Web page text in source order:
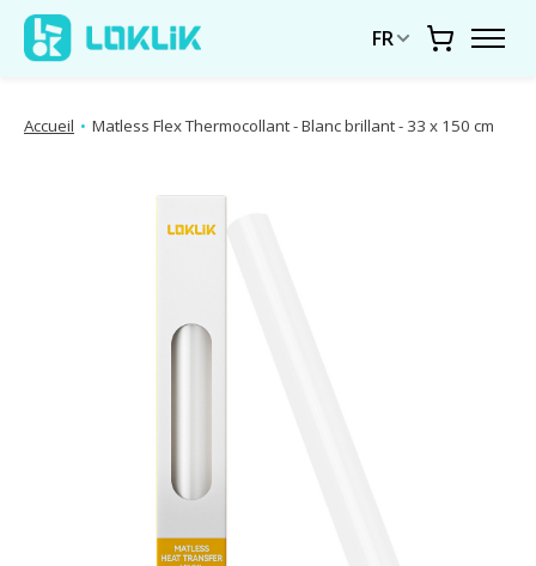
FR Chariot
Accueil • Matless Flex Thermocollant - Blanc brillant - 33 x 150 cm